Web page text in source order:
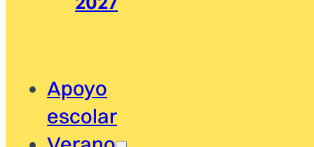
Apoyo
escolar